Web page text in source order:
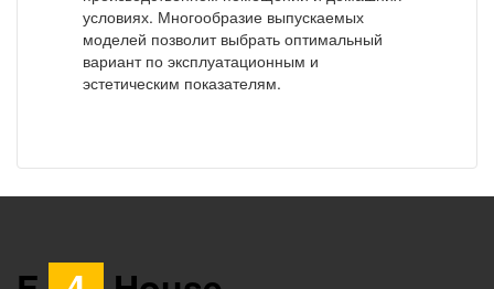
условиях. Многообразие выпускаемых
моделей позволит выбрать оптимальный
вариант по эксплуатационным и
эстетическим показателям.